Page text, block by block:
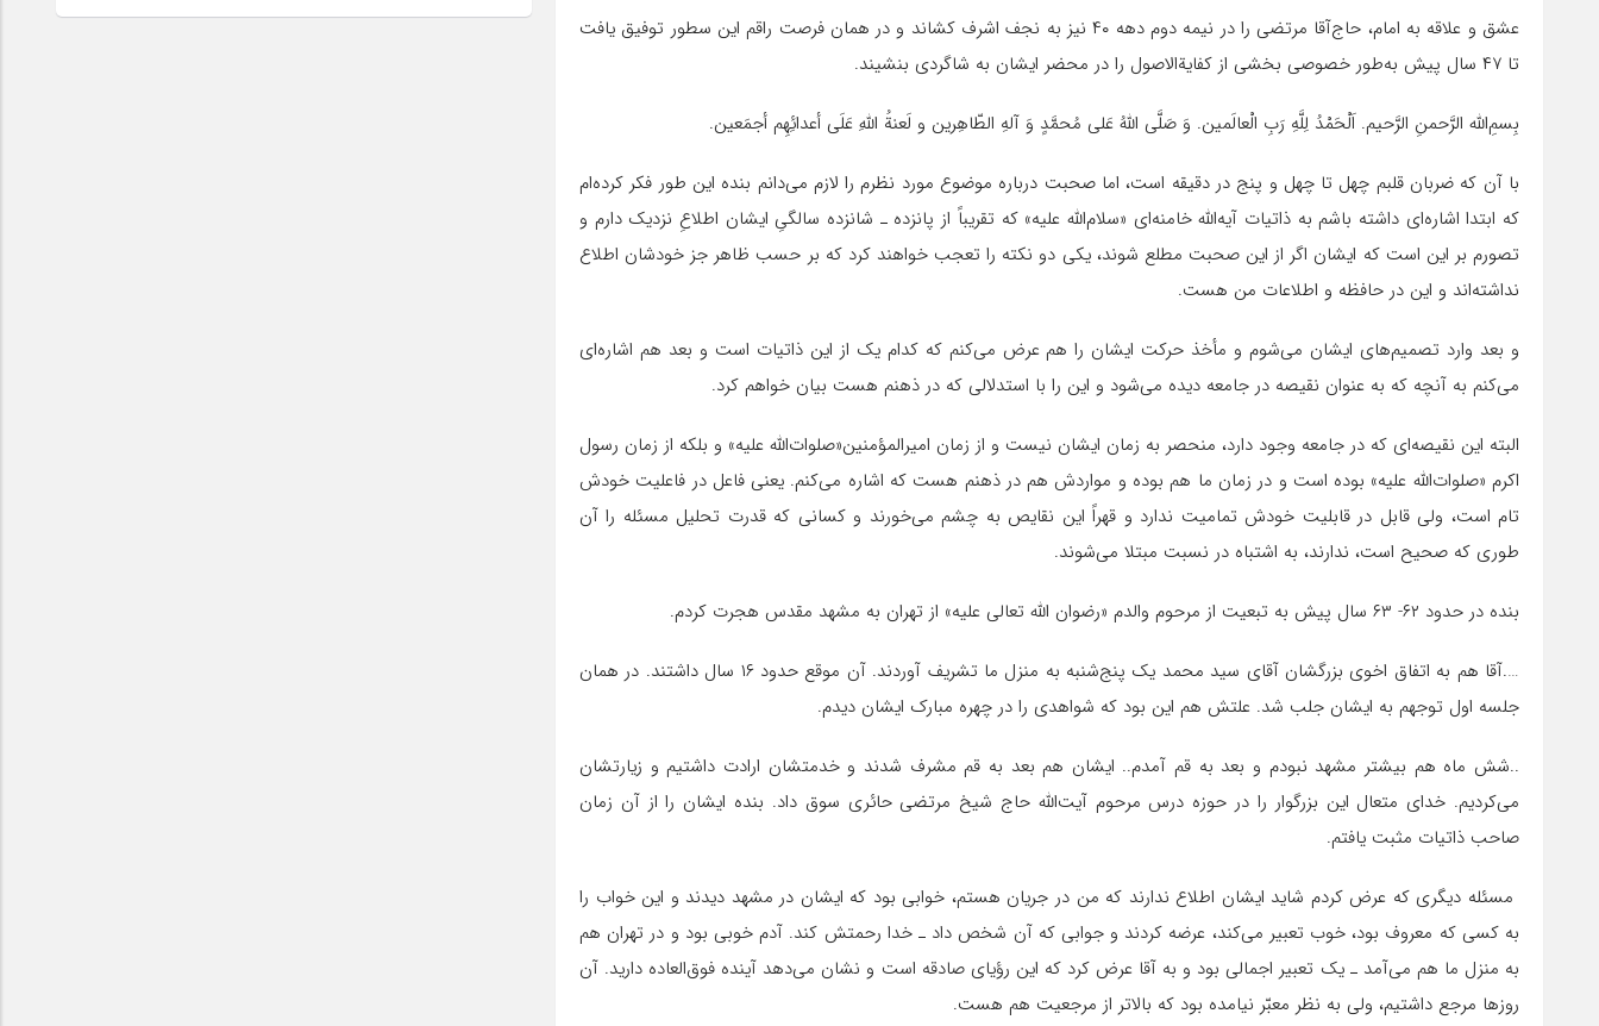
عشق و علاقه به امام، حاج‌آقا مرتضی را در نیمه دوم دهه ۴۰ نیز به نجف اشرف کشاند و در همان فرصت راقم این سطور توفیق یافت
تا ۴۷ سال پیش به‌طور خصوصی بخشی از کفایةالاصول را در محضر ایشان به شاگردی بنشیند.
بِسمِ‌اللّه الرَّحمنِ الرَّحیم. اَلْحَمْدُ لِلَّهِ رَبِ الْعالَمین. وَ صَلَّی اللهُ عَلی مُحمَّدٍ وَ آلهِ الطّاهِرین و لَعنةُ اللهِ عَلَی أعدائِهِم أجمَعین.
با آن که ضربان قلبم چهل تا چهل و پنج در دقیقه است، اما صحبت درباره موضوع مورد نظرم را لازم می‌دانم بنده این طور فکر کرده‌ام
که ابتدا اشاره‌ای داشته باشم به ذاتیات آیه‌الله خامنه‌ای «سلام‌الله علیه» که تقریباً از پانزده ـ شانزده سالگیِ ایشان اطلاعِ نزدیک دارم و
تصورم بر این است که ایشان اگر از این صحبت مطلع شوند، یکی دو نکته را تعجب خواهند کرد که بر حسب ظاهر جز خودشان اطلاع
نداشته‌اند و این در حافظه و اطلاعات‌ من هست.
و بعد وارد تصمیم‌های ایشان می‌شوم و مأخذ حرکت ایشان را هم عرض می‌کنم که کدام ‌یک از این ذاتیات است و بعد هم اشاره‌‌ای
می‌‌کنم به آنچه که به عنوان نقیصه در جامعه دیده می‌شود و این را با استدلالی که در ذهنم هست بیان خواهم کرد.
البته این نقیصه‌ای که در جامعه وجود دارد، منحصر به زمان ایشان نیست و از زمان امیرالمؤمنین«صلوات‌الله علیه» و بلکه از زمان رسول
اکرم «صلوات‌الله علیه» بوده است و در زمان ما هم بوده و مواردش هم در ذهنم هست که اشاره می‌کنم. یعنی فاعل در فاعلیت خودش
تام است، ولی قابل در قابلیت خودش تمامیت ندارد و قهراً این نقایص به چشم می‌خورند و کسانی که قدرت تحلیل مسئله را آن‌
طوری که صحیح است، ندارند، به اشتباه در نسبت مبتلا می‌شوند.
بنده در حدود ۶۲- ۶۳ سال پیش به تبعیت از مرحوم والدم «رضوان الله تعالی علیه» از تهران به مشهد مقدس هجرت کردم.
….آقا هم به اتفاق اخوی بزرگشان آقای سید محمد یک پنج‌شنبه به منزل ما تشریف آوردند. آن موقع حدود ۱۶ سال داشتند. در همان
جلسه اول توجهم به ایشان جلب شد. علتش هم این بود که شواهدی را در چهره مبارک ایشان دیدم.
..شش ماه هم بیشتر مشهد نبودم و بعد به قم آمدم.. ایشان هم بعد به قم مشرف شدند و خدمتشان ارادت داشتیم و زیارتشان
می‌کردیم. خدای متعال این بزرگوار را در حوزه درس مرحوم آیت‌الله حاج شیخ مرتضی حائری سوق داد. بنده ایشان را از آن زمان
صاحب ذاتیات مثبت یافتم.
مسئله دیگری که عرض کردم شاید ایشان اطلاع ندارند که من در جریان هستم، خوابی بود که ایشان در مشهد دیدند و این خواب را
به کسی که معروف بود، خوب تعبیر می‌کند، عرضه کردند و جوابی که آن شخص داد ـ خدا رحمتش کند. آدم خوبی بود و در تهران هم
به منزل ما هم می‌آمد ـ یک تعبیر اجمالی بود و به آقا عرض کرد که این رؤیای صادقه است و نشان می‌دهد آینده فوق‌العاده دارید. آن
روزها مرجع داشتیم، ولی به نظر معبّر نیامده بود که بالاتر از مرجعیت هم هست.